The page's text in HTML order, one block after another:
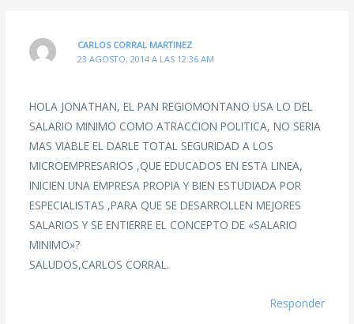
CARLOS CORRAL MARTINEZ
23 AGOSTO, 2014 A LAS 12:36 AM
HOLA JONATHAN, EL PAN REGIOMONTANO USA LO DEL
SALARIO MINIMO COMO ATRACCION POLITICA, NO SERIA
MAS VIABLE EL DARLE TOTAL SEGURIDAD A LOS
MICROEMPRESARIOS ,QUE EDUCADOS EN ESTA LINEA,
INICIEN UNA EMPRESA PROPIA Y BIEN ESTUDIADA POR
ESPECIALISTAS ,PARA QUE SE DESARROLLEN MEJORES
SALARIOS Y SE ENTIERRE EL CONCEPTO DE «SALARIO
MINIMO»?
SALUDOS,CARLOS CORRAL.
Responder